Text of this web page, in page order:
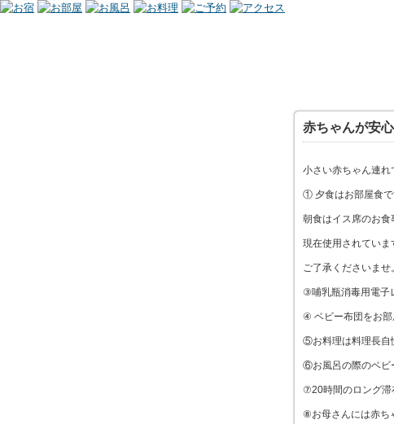
赤ちゃんが安
小さい赤ちゃん連
① 夕食はお部屋食で
朝食はイス席のお食
現在使用されていま
ご了承くださいませ
③哺乳瓶消毒用電子
④ ベビー布団をお
⑤お料理は料理長自
⑥お風呂の際のベビ
⑦20時間のロング滞
⑧お母さんには赤ち